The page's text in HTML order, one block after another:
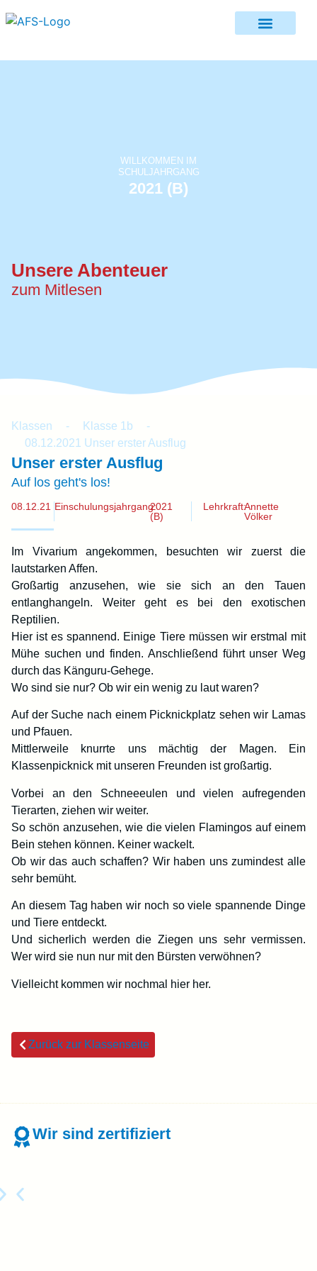
Unsere Abenteuer
zum Mitlesen
WILLKOMMEN IM
SCHULJAHRGANG
2021 (B)
Klassen - Klasse 1b
-
08.12.2021 Unser erster Ausflug
Unser erster Ausflug
Auf los geht's los!
08.12.21 Einschulungsjahrgang:2021
(B)
Lehrkraft:Annette
Völker
Im Vivarium angekommen, besuchten wir zuerst die
lautstarken Affen.
Großartig anzusehen, wie sie sich an den Tauen
entlanghangeln. Weiter geht es bei den exotischen
Reptilien.
Hier ist es spannend. Einige Tiere müssen wir erstmal mit
Mühe suchen und finden. Anschließend führt unser Weg
durch das Känguru-Gehege.
Wo sind sie nur? Ob wir ein wenig zu laut waren?
Auf der Suche nach einem Picknickplatz sehen wir Lamas
und Pfauen.
Mittlerweile knurrte uns mächtig der Magen. Ein
Klassenpicknick mit unseren Freunden ist großartig.
Vorbei an den Schneeeulen und vielen aufregenden
Tierarten, ziehen wir weiter.
So schön anzusehen, wie die vielen Flamingos auf einem
Bein stehen können. Keiner wackelt.
Ob wir das auch schaffen? Wir haben uns zumindest alle
sehr bemüht.
An diesem Tag haben wir noch so viele spannende Dinge
und Tiere entdeckt.
Und sicherlich werden die Ziegen uns sehr vermissen.
Wer wird sie nun nur mit den Bürsten verwöhnen?
Vielleicht kommen wir nochmal hier her.
Zurück zur Klassenseite
Wir sind zertifiziert